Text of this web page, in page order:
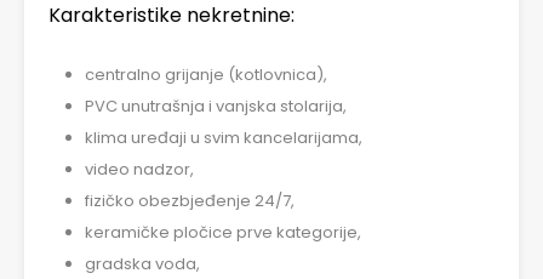
Karakteristike nekretnine:
centralno grijanje (kotlovnica),
PVC unutrašnja i vanjska stolarija,
klima uređaji u svim kancelarijama,
video nadzor,
fizičko obezbjeđenje 24/7,
keramičke pločice prve kategorije,
gradska voda,